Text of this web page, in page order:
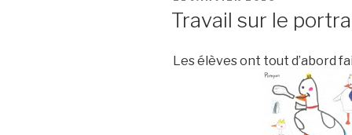
LE
Travail sur le
Les élèves ont tout d’abord